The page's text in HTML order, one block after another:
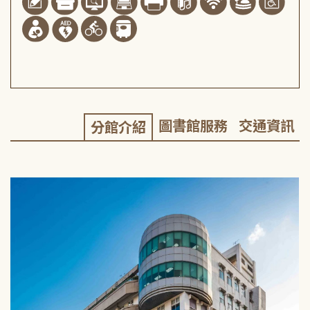
分館介紹 圖書館服務 交通資訊